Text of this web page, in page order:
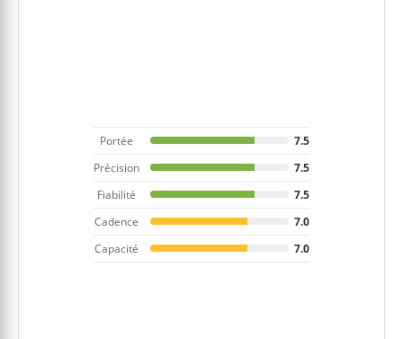
Portée
7.5
Précision
7.5
Fiabilité
7.5
Cadence
7.0
Capacité
7.0